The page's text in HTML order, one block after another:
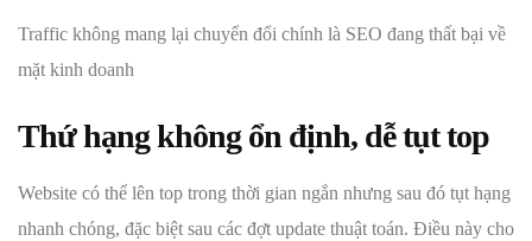
Traffic không mang lại chuyển đổi chính là SEO đang thất bại về
mặt kinh doanh
Thứ hạng không ổn định, dễ tụt top
Website có thể lên top trong thời gian ngắn nhưng sau đó tụt hạng
nhanh chóng, đặc biệt sau các đợt update thuật toán. Điều này cho